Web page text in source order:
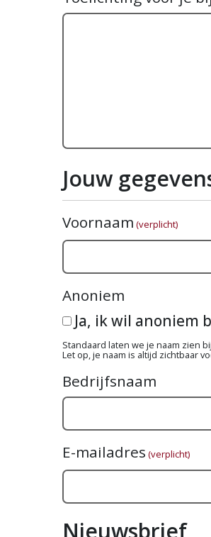
Jouw
Voornaam (verplicht)
Anoniem
Ja, ik wil anoniem
Standaard laten we je naam zien
Let op, je naam is altijd zichtbaar
Bedrijfsnaam
E-mailadres (verplicht)
Nieuwsbrief